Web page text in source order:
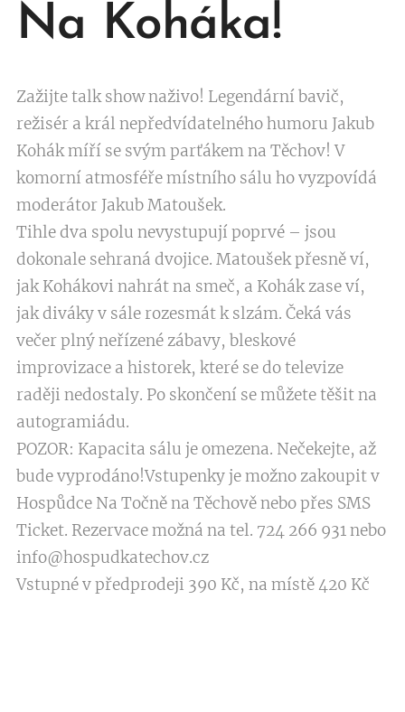
Na Koháka!
Zažijte talk show naživo! Legendární bavič,
režisér a král nepředvídatelného humoru Jakub
Kohák míří se svým parťákem na Těchov! V
komorní atmosféře místního sálu ho vyzpovídá
moderátor Jakub Matoušek.
Tihle dva spolu nevystupují poprvé – jsou
dokonale sehraná dvojice. Matoušek přesně ví,
jak Kohákovi nahrát na smeč, a Kohák zase ví,
jak diváky v sále rozesmát k slzám. Čeká vás
večer plný neřízené zábavy, bleskové
improvizace a historek, které se do televize
raději nedostaly. Po skončení se můžete těšit na
autogramiádu.
POZOR: Kapacita sálu je omezena. Nečekejte, až
bude vyprodáno!Vstupenky je možno zakoupit v
Hospůdce Na Točně na Těchově nebo přes SMS
Ticket. Rezervace možná na tel. 724 266 931 nebo
info@hospudkatechov.cz
Vstupné v předprodeji 390 Kč, na místě 420 Kč